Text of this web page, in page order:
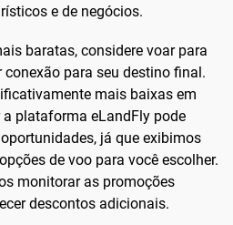
e de negócios.
baratas, considere voar para
para seu destino final.
mais baixas em
plataforma eLandFly pode
já que exibimos
de voo para você escolher.
monitorar as promoções
descontos adicionais.